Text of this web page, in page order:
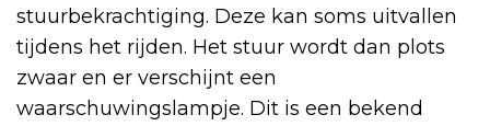
stuurbekrachtiging. Deze kan soms uitvallen
tijdens het rijden. Het stuur wordt dan plots
zwaar en er verschijnt een
waarschuwingslampje. Dit is een bekend